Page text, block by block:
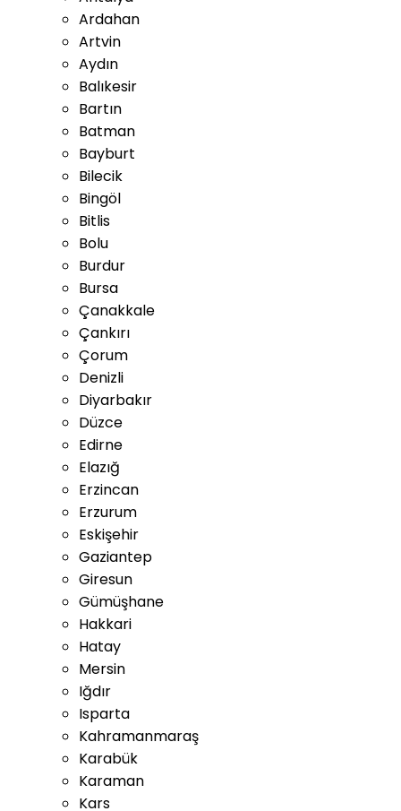
Ardahan
Artvin
Aydın
Balıkesir
Bartın
Batman
Bayburt
Bilecik
Bingöl
Bitlis
Bolu
Burdur
Bursa
Çanakkale
Çankırı
Çorum
Denizli
Diyarbakır
Düzce
Edirne
Elazığ
Erzincan
Erzurum
Eskişehir
Gaziantep
Giresun
Gümüşhane
Hakkari
Hatay
Mersin
Iğdır
Isparta
Kahramanmaraş
Karabük
Karaman
Kars